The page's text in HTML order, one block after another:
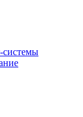
системы